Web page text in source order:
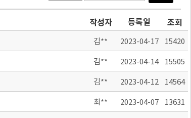
작성자 등록일 조회
김** 2023-04-17
15420
김** 2023-04-14
15505
김** 2023-04-12
14564
최** 2023-04-07
13631